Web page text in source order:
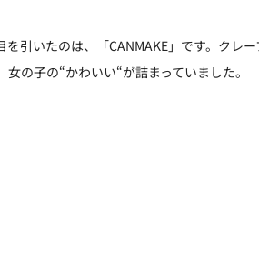
引いたのは、「CANMAKE」です。クレ
の子の“かわいい“が詰まっていました。